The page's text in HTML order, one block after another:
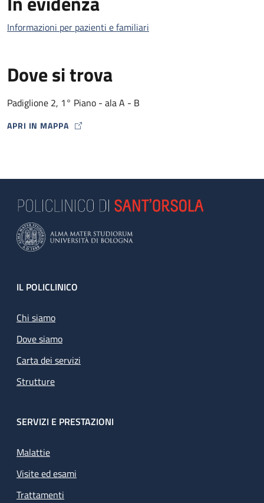
Informazioni per pazienti e familiari
Dove si trova
Padiglione 2, 1° Piano - ala A - B
APRI IN MAPPA
MAP ICON
Footer
IL POLICLINICO
Chi siamo
Dove siamo
Carta dei servizi
Strutture
SERVIZI E PRESTAZIONI
Malattie
Visite ed esami
Trattamenti